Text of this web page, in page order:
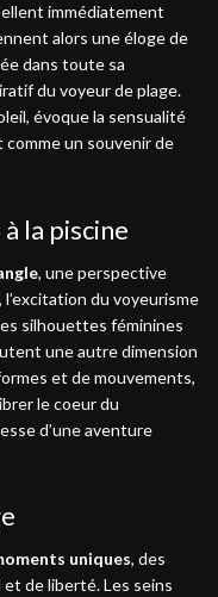
immédiatement
alors une éloge de
dans toute sa
du voyeur de plage.
évoque la sensualité
comme un souvenir de
la piscine
, une perspective
du voyeurisme
silhouettes féminines
une autre dimension
et de mouvements,
le coeur du
d’une aventure
uniques, des
de liberté. Les seins